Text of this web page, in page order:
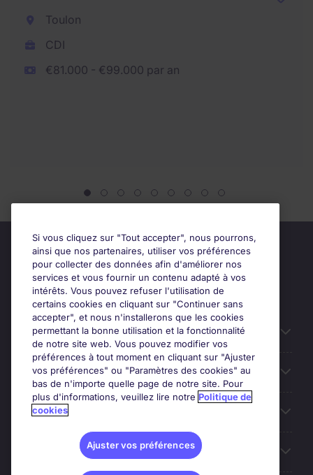
Toulon
CDI
€81.000 - €99.000 par an
Candidats
Entreprises
Contact
Les avis Google
Si vous cliquez sur "Tout accepter", nous pourrons,
ainsi que nos partenaires, utiliser vos préférences
pour collecter des données afin d'améliorer nos
services et vous fournir un contenu adapté à vos
intérêts. Vous pouvez refuser l'utilisation de
certains cookies en cliquant sur "Continuer sans
accepter", et nous n'installerons que les cookies
permettant la bonne utilisation et la fonctionnalité
de notre site web. Vous pouvez modifier vos
préférences à tout moment en cliquant sur "Ajuster
vos préférences" ou "Paramètres des cookies" au
bas de n'importe quelle page de notre site. Pour
plus d'informations, veuillez lire notre Politique de
cookies
Ajuster vos préférences